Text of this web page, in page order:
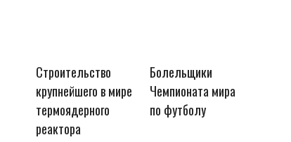
Строительство
крупнейшего в мире
термоядерного
реактора
Болельщики
Чемпионата мира
по футболу